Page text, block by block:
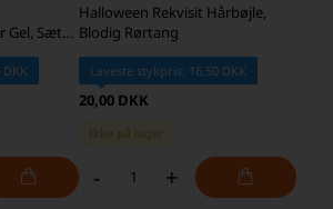
Gel, Sæt
Halloween Rekvisit Hårbøjle,
Blodig Rørtang
Laveste stykpris: 16,50 DKK
20,00 DKK
Ikke på lager
- +